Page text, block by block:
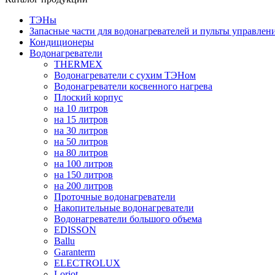
ТЭНы
Запасные части для водонагревателей и пульты
Кондиционеры
Водонагреватели
THERMEX
Водонагреватели с сухим ТЭНом
Водонагреватели косвенного нагрева
Плоский корпус
на 10 литров
на 15 литров
на 30 литров
на 50 литров
на 80 литров
на 100 литров
на 150 литров
на 200 литров
Проточные водонагреватели
Накопительные водонагреватели
Водонагреватели большого объема
EDISSON
Ballu
Garanterm
ELECTROLUX